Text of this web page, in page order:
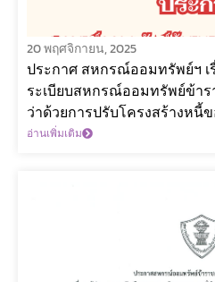
20 พฤศจิกายน, 2025
ประกาศ สหกรณ์ออมทรัพย์ฯ เ
ระเบียบสหกรณ์ออมทรัพย์ข้า
ว่าด้วยการปรับโครงสร้างห
อ่านเพิ่มเติม